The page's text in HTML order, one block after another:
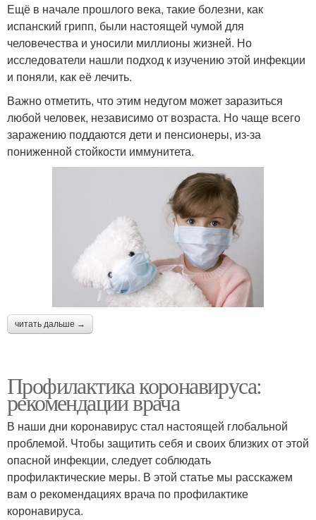
Ещё в начале прошлого века, такие болезни, как
испанский грипп, были настоящей чумой для
человечества и уносили миллионы жизней. Но
исследователи нашли подход к изучению этой инфекции
и поняли, как её лечить.
Важно отметить, что этим недугом может заразиться
любой человек, независимо от возраста. Но чаще всего
заражению поддаются дети и пенсионеры, из-за
пониженной стойкости иммунитета.
читать дальше →
Профилактика коронавируса:
рекомендации врача
В наши дни коронавирус стал настоящей глобальной
проблемой. Чтобы защитить себя и своих близких от этой
опасной инфекции, следует соблюдать
профилактические меры. В этой статье мы расскажем
вам о рекомендациях врача по профилактике
коронавируса.